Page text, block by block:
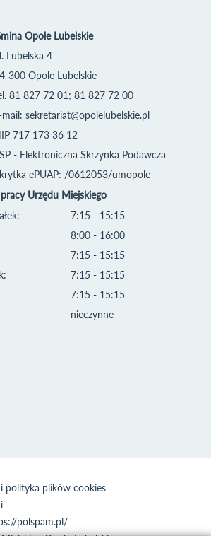
Opole Lubelskie
Lubelska 4
300 Opole Lubelskie
81 827 72 01; 81 827 72 00
mail: sekretariat@opolelubelskie.pl
717 173 36 12
- Elektroniczna Skrzynka Podawcza
ePUAP: /0612053/umopole
Urzędu Miejskiego
7:15 - 15:15
8:00 - 16:00
7:15 - 15:15
7:15 - 15:15
7:15 - 15:15
nieczynne
polityka plików cookies
polspam.pl/